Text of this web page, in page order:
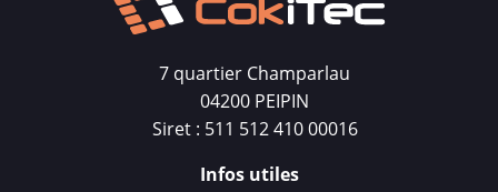
7 quartier Champarlau
04200 PEIPIN
Siret : 511 512 410 00016
Infos utiles